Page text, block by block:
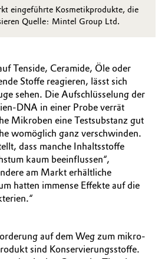
eingeführte Kosmetikprodukte, die
Quelle: Mintel Group Ltd.
Tenside, Ceramide, Öle oder
Stoffe reagieren, lässt sich
sehen. Die Aufschlüsselung der
DNA in einer Probe verrät
Mikroben eine Testsubstanz gut
womöglich ganz verschwinden.
dass manche Inhaltsstoffe
kaum beeinflussen“,
am Markt erhältliche
hatten immense Effekte auf die
auf dem Weg zum mikro­
sind Konservierungsstoffe.